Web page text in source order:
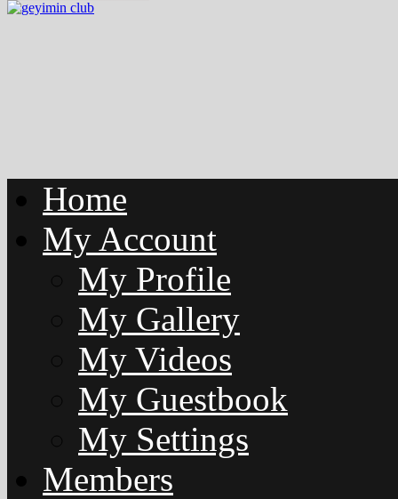
Home
My Account
My Profile
My Gallery
My Videos
My Guestbook
My Settings
Members